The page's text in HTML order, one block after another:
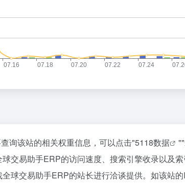
询该站的相关权重信息，可以点击"5118数据 ""
交易助手ERP的访问速度、搜索引擎收录以及
球交易助手ERP的站长进行洽谈提供。如该站的